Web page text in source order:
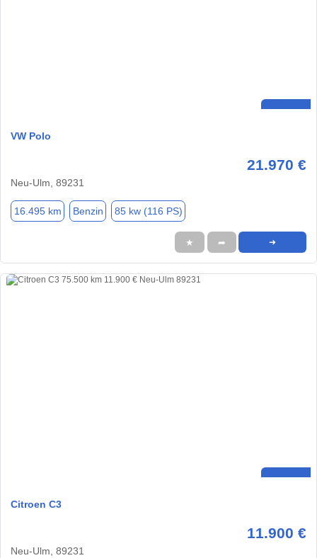
VW Polo
21.970 €
Neu-Ulm, 89231
16.495 km Benzin 85 kw (116 PS)
★ ➦ ➜
Citroen C3
11.900 €
Neu-Ulm, 89231